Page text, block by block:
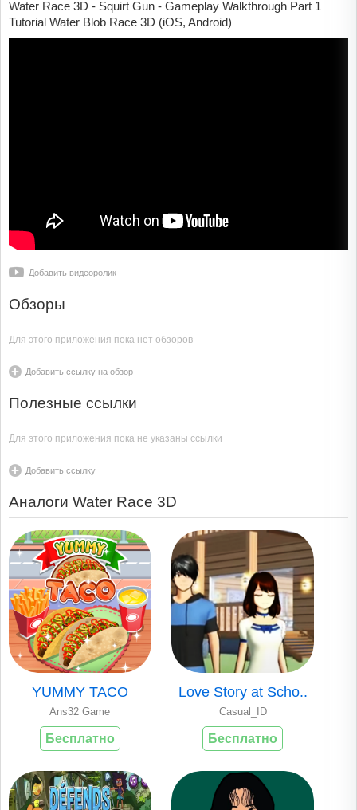
Water Race 3D - Squirt Gun - Gameplay Walkthrough Part 1
Tutorial Water Blob Race 3D (iOS, Android)
Добавить видеоролик
Обзоры
Для этого приложения пока нет обзоров
Добавить ссылку на обзор
Полезные ссылки
Для этого приложения пока не указаны ссылки
Добавить ссылку
Аналоги Water Race 3D
YUMMY TACO
Ans32 Game
Бесплатно
Love Story at Scho..
Casual_ID
Бесплатно